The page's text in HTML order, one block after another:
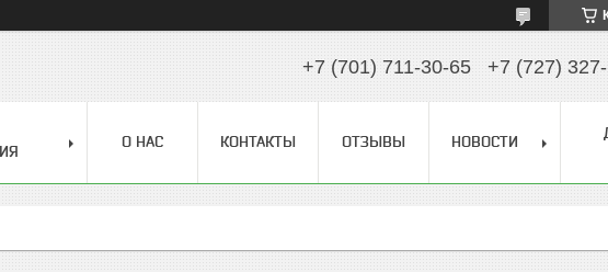
+7 (701) 711-30-65 +7 (727)
О НАС КОНТАКТЫ ОТЗЫВЫ НОВОСТИ